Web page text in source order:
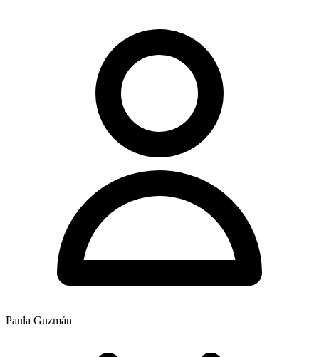
Paula Guzmán